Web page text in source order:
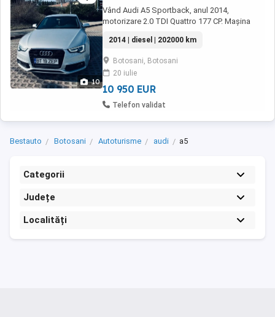
10
Vând Audi A5 Sportback, anul 2014,
motorizare 2.0 TDI Quattro 177 CP. Mașina
accidente. Km: 202.000 in bord, dar 298.000
reali. Dotări: -Interior+exterior S-Line -Cutie
automată S-tronic -Tracțiune integrală 4x4 -
Plafon negru -Volan țesit S-Line -Clima ...
2014 | diesel | 202000 km
Botosani, Botosani
20 iulie
10 950 EUR
Telefon validat
Bestauto Botosani Autoturisme audi a5
Categorii
Județe
Localități